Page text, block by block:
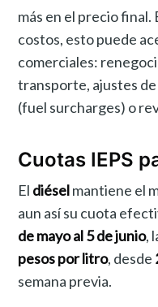
más en el precio
costos, esto puede
comerciales:
transporte, ajustes
(fuel surcharges) o
Cuotas IEPS
El diéselmantiene el
aun así su cuota
de mayo al 5 de junio,
pesos por litro, desde
semana previa.